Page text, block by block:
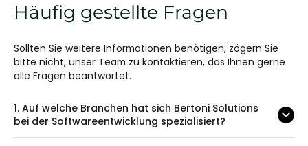
Häufig gestellte Fragen
Sollten Sie weitere Informationen benötigen, zögern Sie
bitte nicht, unser Team zu kontaktieren, das Ihnen gerne
alle Fragen beantwortet.
1. Auf welche Branchen hat sich Bertoni Solutions
bei der Softwareentwicklung spezialisiert?